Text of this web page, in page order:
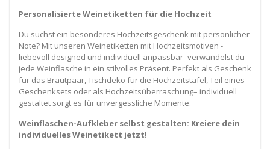
Personalisierte Weinetiketten für die Hochzeit
Du suchst ein besonderes Hochzeitsgeschenk mit persönlicher
Note? Mit unseren Weinetiketten mit Hochzeitsmotiven -
liebevoll designed und individuell anpassbar- verwandelst du
jede Weinflasche in ein stilvolles Präsent. Perfekt als Geschenk
für das Brautpaar, Tischdeko für die Hochzeitstafel, Teil eines
Geschenksets oder als Hochzeitsüberraschung– individuell
gestaltet sorgt es für unvergessliche Momente.
Weinflaschen-Aufkleber selbst gestalten: Kreiere dein
individuelles Weinetikett jetzt!